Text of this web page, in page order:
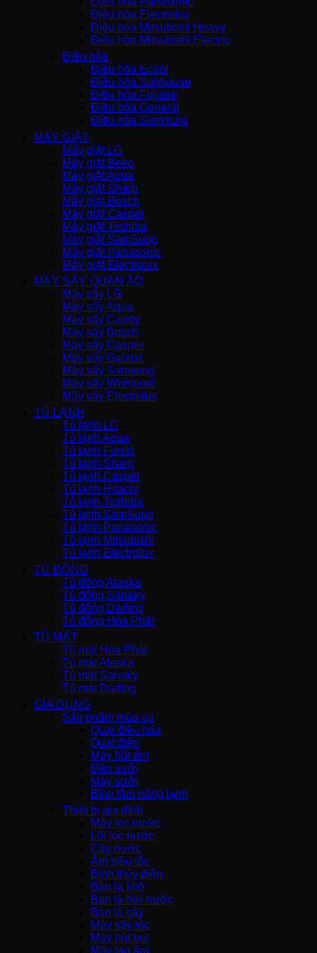
Điều hòa Electrolux
Điều hòa Mitsubishi Heavy
Điều hòa Mitsubishi Electric
Điều hòa
Điều hòa Ecool
Điều hòa Sunhouse
Điều hòa Fujiaire
Điều hòa General
Điều hòa Sumikura
MÁY GIẶT
Máy giặt LG
Máy giặt Beko
Máy giặt Aqua
Máy giặt Sharp
Máy giặt Bosch
Máy giặt Casper
Máy giặt Toshiba
Máy giặt SamSung
Máy giặt Panasonic
Máy giặt Electrolux
MÁY SẤY QUẦN ÁO
Máy sấy LG
Máy sấy Aqua
Máy sấy Candy
Máy sấy Bosch
Máy sấy Casper
Máy sấy Galanz
Máy sấy Samsung
Máy sấy Whirlpool
Máy sấy Electrolux
TỦ LẠNH
Tủ lạnh LG
Tủ lạnh Aqua
Tủ lạnh Funiki
Tủ lạnh Sharp
Tủ lạnh Casper
Tủ lạnh Hitachi
Tủ lạnh Toshiba
Tủ lạnh SamSung
Tủ lạnh Panasonic
Tủ lạnh Mitsubishi
Tủ lạnh Electrolux
TỦ ĐÔNG
Tủ đông Alaska
Tủ đông Sanaky
Tủ đông Darling
Tủ đông Hòa Phát
TỦ MÁT
Tủ mát Hòa Phát
Tủ mát Alaska
Tủ mát Sanaky
Tủ mát Darling
GIA DỤNG
Sản phẩm mùa vụ
Quạt điều hòa
Quạt điện
Máy hút ẩm
Đèn sưởi
Máy sưởi
Bình tắm nóng lạnh
Thiết bị gia đình
Máy lọc nước
Lõi lọc nước
Cây nước
Ấm siêu tốc
Bình thủy điện
Bàn là khô
Bàn là hơi nước
Bàn là cây
Máy sấy tóc
Máy hút bụi